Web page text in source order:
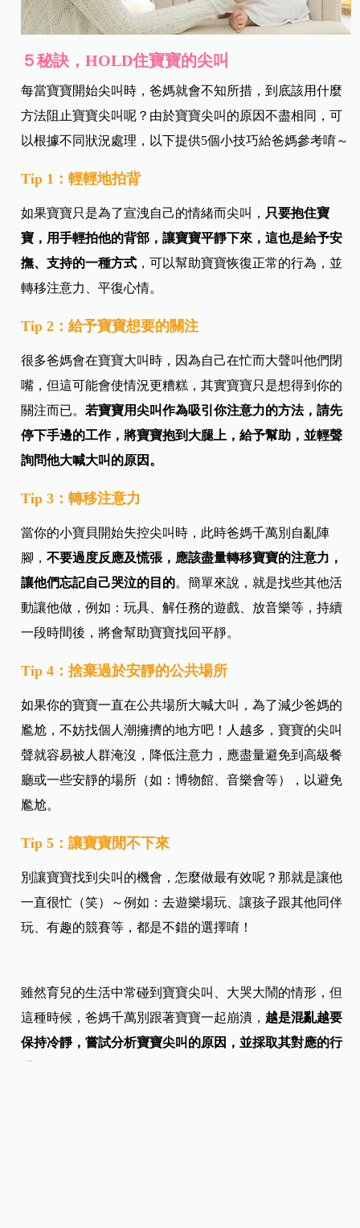
５秘訣，HOLD住寶寶的尖叫
每當寶寶開始尖叫時，爸媽就會不知所措，到底該用什麼
方法阻止寶寶尖叫呢？由於寶寶尖叫的原因不盡相同，可
以根據不同狀況處理，以下提供5個小技巧給爸媽參考唷～
Tip 1：輕輕地拍背
如果寶寶只是為了宣洩自己的情緒而尖叫， 只要抱住寶
寶，用手輕拍他的背部，讓寶寶平靜下來，這也是給予安
撫、支持的一種方式 ，可以幫助寶寶恢復正常的行為，並
轉移注意力、平復心情。
Tip 2：給予寶寶想要的關注
很多爸媽會在寶寶大叫時，因為自己在忙而大聲叫他們閉
嘴，但這可能會使情況更糟糕，其實寶寶只是想得到你的
關注而已。若寶寶用尖叫作為吸引你注意力的方法，請先
停下手邊的工作，將寶寶抱到大腿上，給予幫助，並輕聲
詢問他大喊大叫的原因。
Tip 3：轉移注意力
當你的小寶貝開始失控尖叫時，此時爸媽千萬別自亂陣
腳，不要過度反應及慌張，應該盡量轉移寶寶的注意力，
讓他們忘記自己哭泣的目的。簡單來說，就是找些其他活
動讓他做，例如：玩具、解任務的遊戲、放音樂等，持續
一段時間後，將會幫助寶寶找回平靜。
Tip 4：捨棄過於安靜的公共場所
如果你的寶寶一直在公共場所大喊大叫，為了減少爸媽的
尷尬，不妨找個人潮擁擠的地方吧！人越多，寶寶的尖叫
聲就容易被人群淹沒，降低注意力，應盡量避免到高級餐
廳或一些安靜的場所（如：博物館、音樂會等），以避免
尷尬。
Tip 5：讓寶寶閒不下來
別讓寶寶找到尖叫的機會，怎麼做最有效呢？那就是讓他
一直很忙（笑）～例如：去遊樂場玩、讓孩子跟其他同伴
玩、有趣的競賽等，都是不錯的選擇唷！
雖然育兒的生活中常碰到寶寶尖叫、大哭大鬧的情形，但
這種時候，爸媽千萬別跟著寶寶一起崩潰， 越是混亂越要
保持冷靜，嘗試分析寶寶尖叫的原因，並採取其對應的行